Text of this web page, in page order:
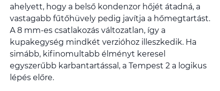
ahelyett, hogy a belső kondenzor hőjét átadná, a
vastagabb fűtőhüvely pedig javítja a hőmegtartást.
A 8 mm-es csatlakozás változatlan, így a
kupakegység mindkét verzióhoz illeszkedik. Ha
simább, kifinomultabb élményt keresel
egyszerűbb karbantartással, a Tempest 2 a logikus
lépés előre.